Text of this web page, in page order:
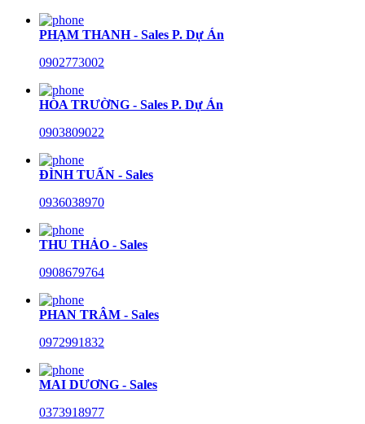
PHẠM THANH - Sales P. Dự Án
0902773002
HÒA TRƯỜNG - Sales P. Dự Án
0903809022
ĐÌNH TUẤN - Sales
0936038970
THU THẢO - Sales
0908679764
PHAN TRÂM - Sales
0972991832
MAI DƯƠNG - Sales
0373918977